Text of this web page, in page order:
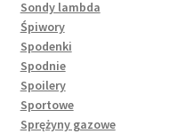
Sondy lambda
Śpiwory
Spodenki
Spodnie
Spoilery
Sportowe
Sprężyny gazowe